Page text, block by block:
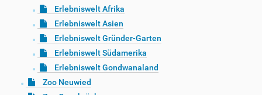
Erlebniswelt Afrika
Erlebniswelt Asien
Erlebniswelt Gründer-Garten
Erlebniswelt Südamerika
Erlebniswelt Gondwanaland
Zoo Neuwied